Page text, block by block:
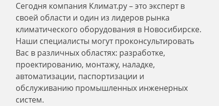
Сегодня компания Климат.ру – это эксперт в
своей области и один из лидеров рынка
климатического оборудования в Новосибирске.
Наши специалисты могут проконсультировать
Вас в различных областях: разработке,
проектированию, монтажу, наладке,
автоматизации, паспортизации и
обслуживанию промышленных инженерных
систем.